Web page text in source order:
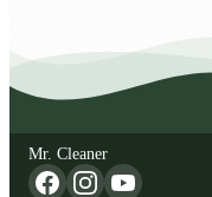
Mr. Cleaner